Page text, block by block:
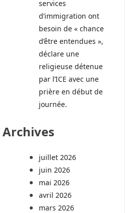
services
d’immigration ont
besoin de « chance
d’être entendues »,
déclare une
religieuse détenue
par l’ICE avec une
prière en début de
journée.
Archives
juillet 2026
juin 2026
mai 2026
avril 2026
mars 2026